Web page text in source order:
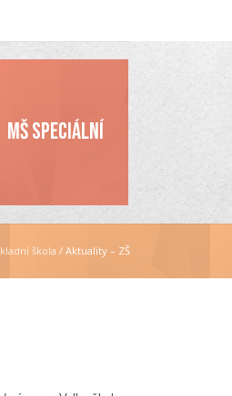
MŠ SPECIÁLNÍ
škola / Aktuality – ZŠ